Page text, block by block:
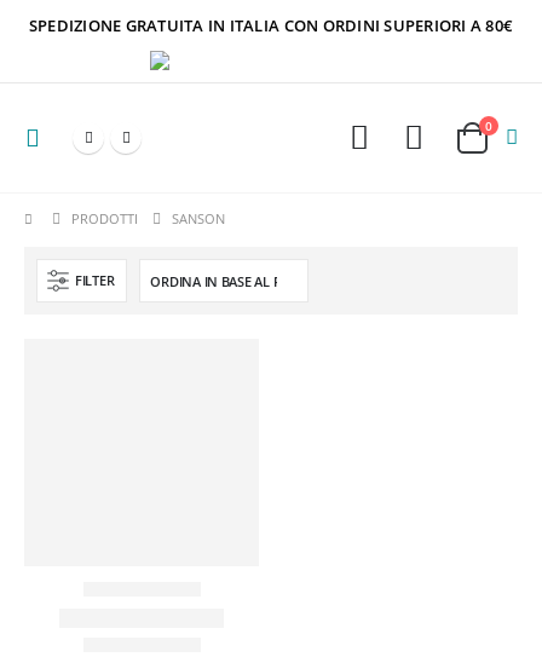
SPEDIZIONE GRATUITA IN ITALIA CON ORDINI SUPERIORI A 80€
0
PRODOTTI SANSON
FILTER